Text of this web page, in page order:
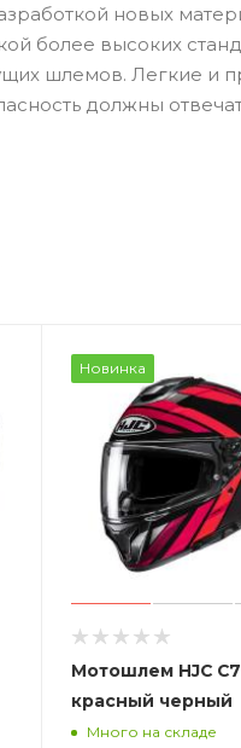
новых
более высоких
шлемов. Легкие
должны
Новинка
Мотошлем HJC
красный черный
Много на складе